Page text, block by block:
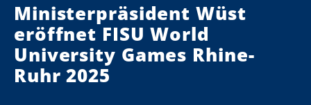
Ministerpräsident Wüst
eröffnet FISU World
University Games Rhine-
Ruhr 2025